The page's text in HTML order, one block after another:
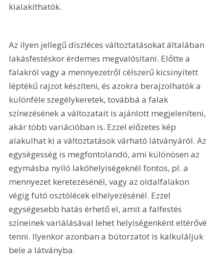
kialakíthatók.
Az ilyen jellegű díszléces változtatásokat általában
lakásfestéskor érdemes megvalósítani. Előtte a
falakról vagy a mennyezetről célszerű kicsinyített
léptékű rajzot készíteni, és azokra berajzolhatók a
különféle szegélykeretek, továbbá a falak
színezésének a változatait is ajánlott megjeleníteni,
akár több variációban is. Ezzel előzetes kép
alakulhat ki a változtatások várható látványáról. Az
egységesség is megfontolandó, ami különösen az
egymásba nyíló lakóhelyiségeknél fontos, pl. a
mennyezet keretezésénél, vagy az oldalfalakon
végig futó osztólécek elhelyezésénél. Ezzel
egységesebb hatás érhető el, amit a falfestés
színeinek variálásával lehet helyiségenként eltérővé
tenni. Ilyenkor azonban a bútorzatot is kalkuláljuk
bele a látványba.